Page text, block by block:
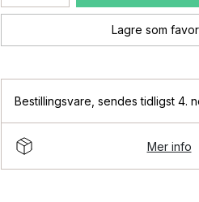
Lagre som
Bestillingsvare sendes tidligst 4.
Mer info